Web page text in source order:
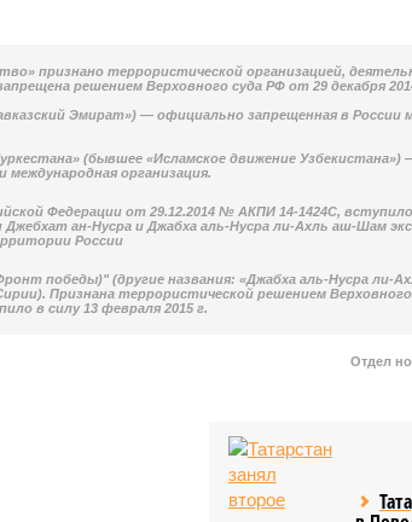
признано террористической организацией,
решением Верховного суда РФ от 29 декабря
Эмират») — официально запрещенная в России
(бывшее «Исламское движение
международная организация.
Федерации от 29.12.2014 № АКПИ 14-1424С, вступило
Джебхат ан-Нусра и Джабха аль-Нусра ли-Ахль аш-Шам
России
победы)" (другие названия: «Джабха аль-Нусра ли-
Признана террористической решением Верховного
в силу 13 февраля 2015 г.
Отдел